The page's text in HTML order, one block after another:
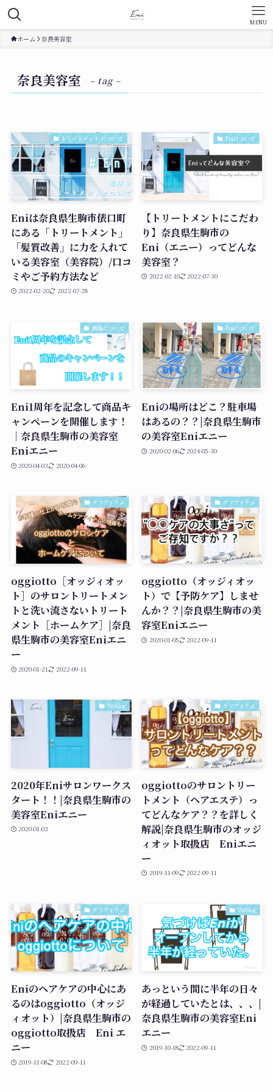
MENU
ホーム 奈良美容室
奈良美容室 – tag –
トリートメント について
Eniは奈良県生駒市俵口町
にある「トリートメント」
「髪質改善」に力を入れて
いる美容室（美容院）/口コ
ミやご予約方法など
2022-02-20 2022-07-28
Eniについて
【トリートメントにこだわ
り】奈良県生駒市の
Eni（エニー）ってどんな
美容室？
2022-02-10 2022-07-30
商品について
Eni1周年を記念して商品キ
ャンペーンを開催します！
｜奈良県生駒市の美容室
Eniエニー
2020-04-03 2020-04-06
Eniについて
Eniの場所はどこ？駐車場
はあるの？？|奈良県生駒市
の美容室Eniエニー
2020-02-06 2024-05-30
ケアアイテム
oggiotto［オッジィオッ
ト］のサロントリートメン
トと洗い流さないトリート
メント［ホームケア］|奈良
県生駒市の美容室Eniエニ
ー
2020-01-21 2022-09-11
ケアアイテム
oggiotto（オッジィオッ
ト）で【予防ケア】しませ
んか？？|奈良県生駒市の美
容室Eniエニー
2020-01-05 2022-09-11
Weblog
2020年Eniサロンワークス
タート！！|奈良県生駒市の
美容室Eniエニー
2020-01-03
ケアアイテム
oggiottoのサロントリー
トメント（ヘアエステ）っ
てどんなケア？？を詳しく
解説|奈良県生駒市のオッジ
ィオット取扱店 Eniエニ
ー
2019-11-09 2022-09-11
ケアアイテム
Eniのヘアケアの中心にあ
るのはoggiotto（オッジ
ィオット）|奈良県生駒市の
oggiotto取扱店 Eni エ
ニー
2019-11-08 2022-09-11
Weblog
あっという間に半年の日々
が経過していたとは、、、|
奈良県生駒市の美容室Eni
エニー
2019-10-18 2022-09-11